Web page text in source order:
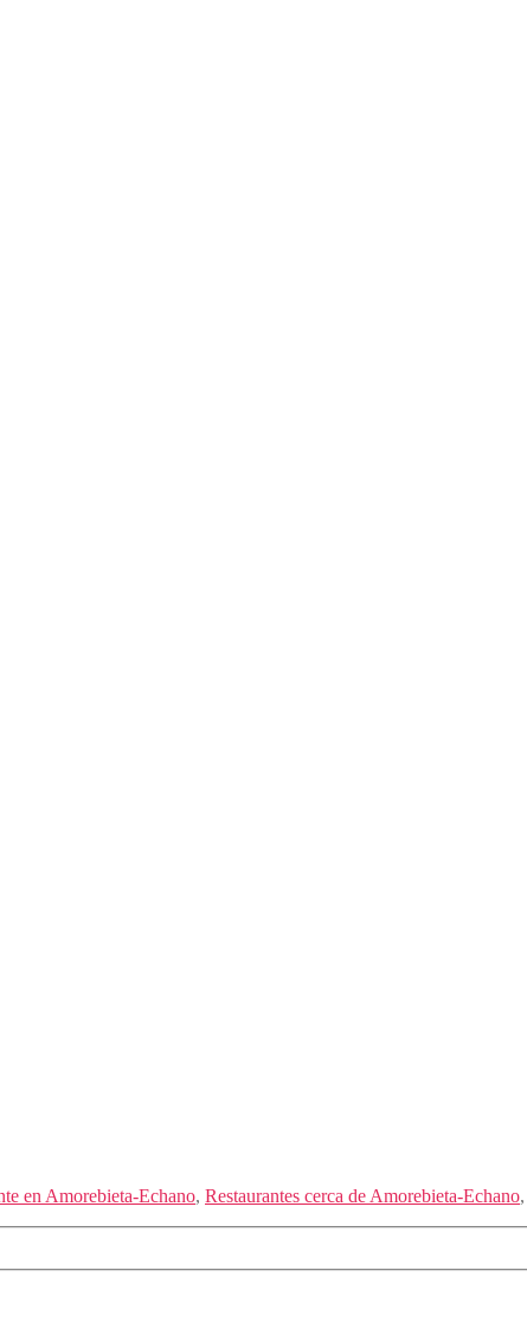
en Amorebieta-Echano, Restaurantes cerca de Amorebieta-Echano,